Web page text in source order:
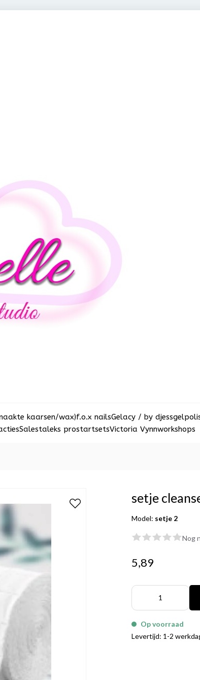
kaarsen/wax)f.o.x nailsGelacy / by djess
Salestaleks prostartsetsVictoria Vynnworkshops
setje
Model: setje 2
Nog
5,89
Op voorraad
Levertijd: 1-2